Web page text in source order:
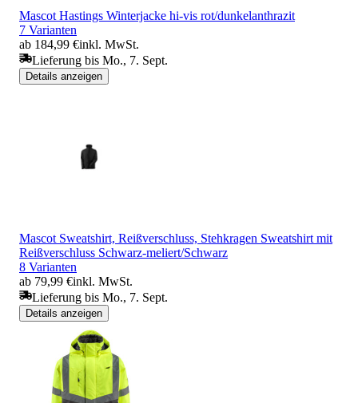
Mascot Hastings Winterjacke hi-vis rot/dunkelanthrazit
7 Varianten
ab 184,99 €inkl. MwSt.
Lieferung bis Mo., 7. Sept.
Details anzeigen
Mascot Sweatshirt, Reißverschluss, Stehkragen Sweatshirt mit
Reißverschluss Schwarz-meliert/Schwarz
8 Varianten
ab 79,99 €inkl. MwSt.
Lieferung bis Mo., 7. Sept.
Details anzeigen